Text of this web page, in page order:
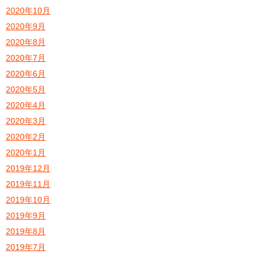
2020年10月
2020年9月
2020年8月
2020年7月
2020年6月
2020年5月
2020年4月
2020年3月
2020年2月
2020年1月
2019年12月
2019年11月
2019年10月
2019年9月
2019年8月
2019年7月